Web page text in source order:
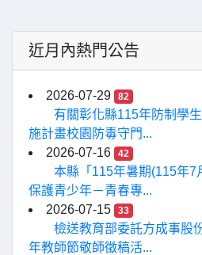
近月內熱門公告
2026-07-29 82
有關彰化縣115年防制學
施計畫校園防毒守門...
2026-07-16
42
本縣「115年暑期(115年7
保護青少年－青春專...
2026-07-15
33
檢送教育部委託方成事股
年教師節敬師徵稿活...